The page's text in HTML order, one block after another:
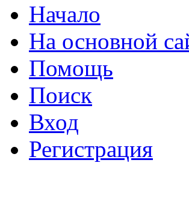
Начало
На основной
Помощь
Поиск
Вход
Регистрация